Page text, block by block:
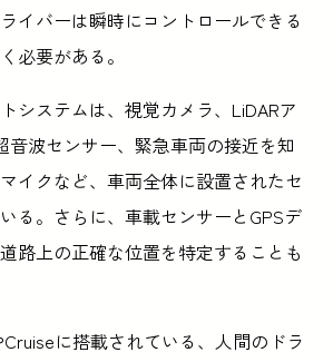
イバーは瞬時にコントロールできる
必要がある。
システムは、視覚カメラ、LiDARア
音波センサー、緊急車両の接近を知
イクなど、車両全体に設置されたセ
る。さらに、車載センサーとGPSデ
路上の正確な位置を特定することも
に搭載されている、人間のドラ